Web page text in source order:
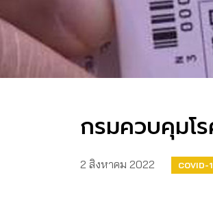
กรมควบคุมโ
2 สิงหาคม 2022 COVID-